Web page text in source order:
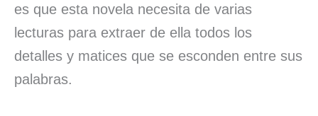
es que esta novela necesita de varias
lecturas para extraer de ella todos los
detalles y matices que se esconden entre sus
palabras.